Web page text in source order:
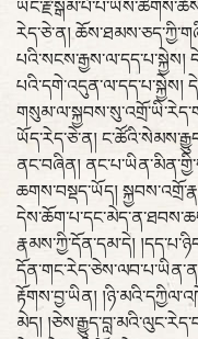
རེད་ཅེ་ན།
པའི་སངས་རྒྱས་ལ་དད་པ་སྐྱེས།
པའི་དགེ་འདུན་ལ་དད་པ་སྐྱེས།
ཡོད་རེད་ཅེ་ན།
ནང་བཞིན།
ཆགས་བསྡད་ཡོད།
རྣམས་ཀྱི་དོན་དམ་དེ།
རྟོགས་བྱ་ཡིན།
མེད།